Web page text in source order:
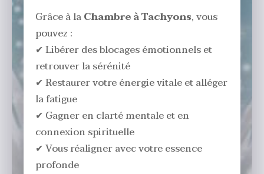
Grâce à laChambre à Tachyons, vous
pouvez :
✔ Libérer des blocages émotionnels et
retrouver la sérénité
✔ Restaurer votre énergie vitale et alléger
la fatigue
✔ Gagner en clarté mentale et en
connexion spirituelle
✔ Vous réaligner avec votre essence
profonde